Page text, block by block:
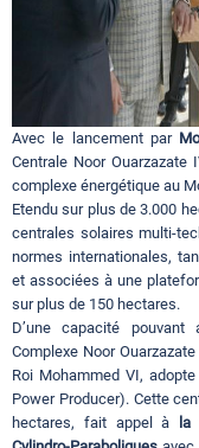
Evenements
Contact
Avec le lancement par
Centrale Noor Ouarzazate
complexe énergétique au
Etendu sur plus de 3.000
centrales solaires multi-
normes internationales,
et associées à une
sur plus de 150 hectares.
D’une capacité
Complexe Noor
Roi Mohammed VI,
Power Producer). Cette
hectares, fait appel à
la